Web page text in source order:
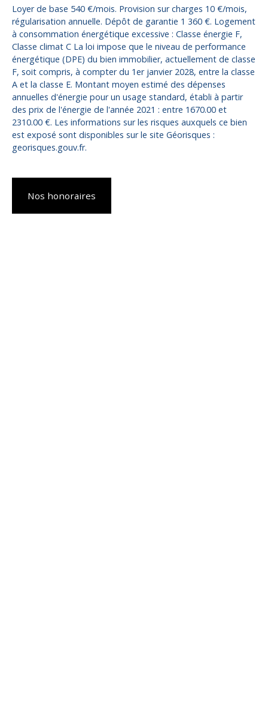
Loyer de base 540 €/mois. Provision sur charges 10 €/mois,
régularisation annuelle. Dépôt de garantie 1 360 €. Logement
à consommation énergétique excessive : Classe énergie F,
Classe climat C La loi impose que le niveau de performance
énergétique (DPE) du bien immobilier, actuellement de classe
F, soit compris, à compter du 1er janvier 2028, entre la classe
A et la classe E. Montant moyen estimé des dépenses
annuelles d'énergie pour un usage standard, établi à partir
des prix de l'énergie de l'année 2021 : entre 1670.00 et
2310.00 €. Les informations sur les risques auxquels ce bien
est exposé sont disponibles sur le site Géorisques :
georisques.gouv.fr.
Nos honoraires